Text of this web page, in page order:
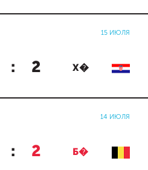
15 ИЮЛЯ
: 2 Х�
14 ИЮЛЯ
: 2 Б�